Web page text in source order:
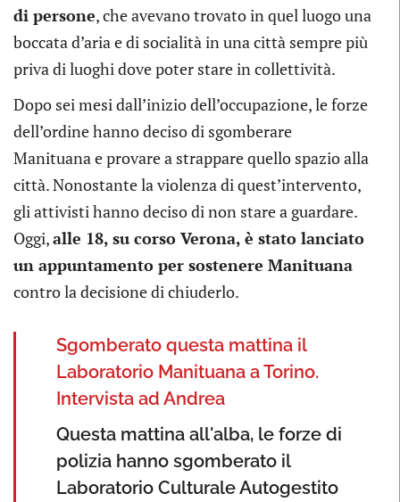
di persone, che avevano trovato in quel luogo una
boccata d’aria e di socialità in una città sempre più
priva di luoghi dove poter stare in collettività.
Dopo sei mesi dall’inizio dell’occupazione, le forze
dell’ordine hanno deciso di sgomberare
Manituana e provare a strappare quello spazio alla
città. Nonostante la violenza di quest’intervento,
gli attivisti hanno deciso di non stare a guardare.
Oggi,alle 18, su corso Verona, è stato lanciato
un appuntamento per sostenere Manituana
contro la decisione di chiuderlo.
Sgomberato questa mattina il
Laboratorio Manituana a Torino.
Intervista ad Andrea
Questa mattina all'alba, le forze di
polizia hanno sgomberato il
Laboratorio Culturale Autogestito